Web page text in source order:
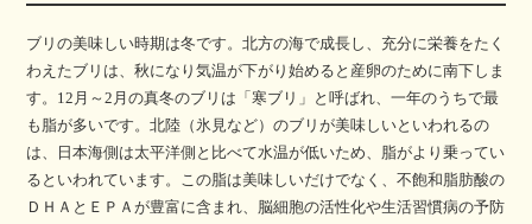
ブリの美味しい時期は冬です。北方の海で成長し、充分に栄養をたく
わえたブリは、秋になり気温が下がり始めると産卵のために南下しま
す。12月～2月の真冬のブリは「寒ブリ」と呼ばれ、一年のうちで最
も脂が多いです。北陸（氷見など）のブリが美味しいといわれるの
は、日本海側は太平洋側と比べて水温が低いため、脂がより乗ってい
るといわれています。この脂は美味しいだけでなく、不飽和脂肪酸の
ＤＨＡとＥＰＡが豊富に含まれ、脳細胞の活性化や生活習慣病の予防